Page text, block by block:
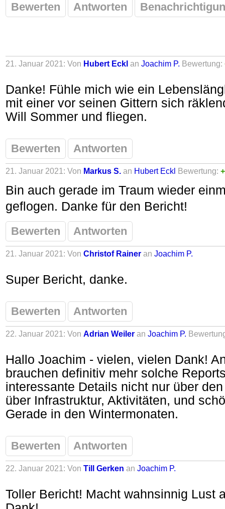
Bewerten Antworten
21. Januar 2021: Von Hubert Eckl an Joachim P. Bewertung:
Danke! Fühle mich wie ein
mit einer vor seinen Gittern sich
Will Sommer und fliegen.
Bewerten Antworten
21. Januar 2021: Von Markus S. an Hubert Eckl Bewertung:
Bin auch gerade im Traum wieder
geflogen. Danke für den Bericht!
Bewerten Antworten
21. Januar 2021: Von Christof Rainer an Joachim P.
Super Bericht, danke.
Bewerten Antworten
22. Januar 2021: Von Adrian Weiler an Joachim P.
Hallo Joachim - vielen, vielen Dank!
brauchen definitiv mehr solche
interessante Details nicht nur über
über Infrastruktur, Aktivitäten, und
Gerade in den Wintermonaten.
Bewerten Antworten
22. Januar 2021: Von Till Gerken an Joachim P.
Toller Bericht! Macht wahnsinnig Lust